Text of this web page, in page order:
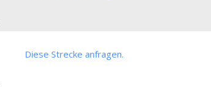
Diese Strecke anfragen.